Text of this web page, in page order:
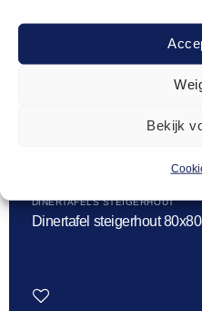
Bekijk
DINERTAFELS STEIGERHOUT
Dinertafel steigerhout